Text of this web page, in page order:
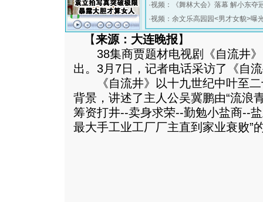
·视频：《舞林大会》落幕 解小东夺
·视频：余文乐高园园<男才女貌>曝
【来源：大连晚报】
38集商贾题材电视剧《自流井》
出。3月7日，记者电话采访了《自
《自流井》以十九世纪中叶至二
背景，讲述了主人公吴冀鹏由“流浪
筹资打井--卖身求荣--勤勉小盐商--
最大手工业工厂厂主直到家业衰败”